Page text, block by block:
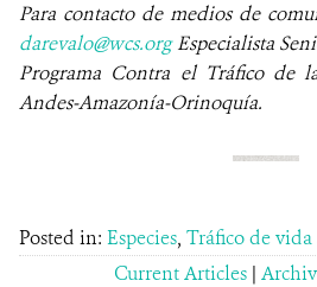
Para contacto de medios de
darevalo@wcs.orgEspecialista
Programa Contra el Tráfico de
Andes-Amazonía-Orinoquía.
Posted in: Especies, Tráfico de vida
Current Articles |